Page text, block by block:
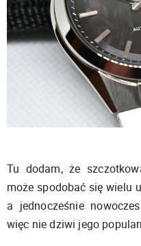
Tu dodam, że
może spodobać się wielu
a jednocześnie
więc nie dziwi jego